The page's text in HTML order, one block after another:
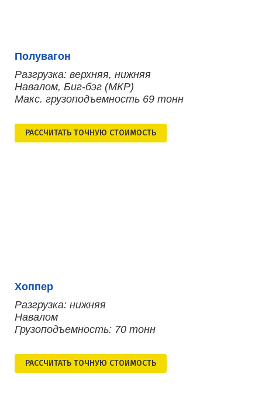
Полувагон
Разгрузка: верхняя, нижняя
Навалом, Биг-бэг (МКР)
Макс. грузоподъемность 69 тонн
РАСCЧИТАТЬ ТОЧНУЮ СТОИМОСТЬ
Хоппер
Разгрузка: нижняя
Навалом
Грузоподъемность: 70 тонн
РАСCЧИТАТЬ ТОЧНУЮ СТОИМОСТЬ